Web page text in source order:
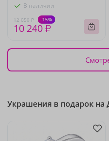
В наличии
12 050 ₽ -15%
10 240 ₽
Украшения в подарок на